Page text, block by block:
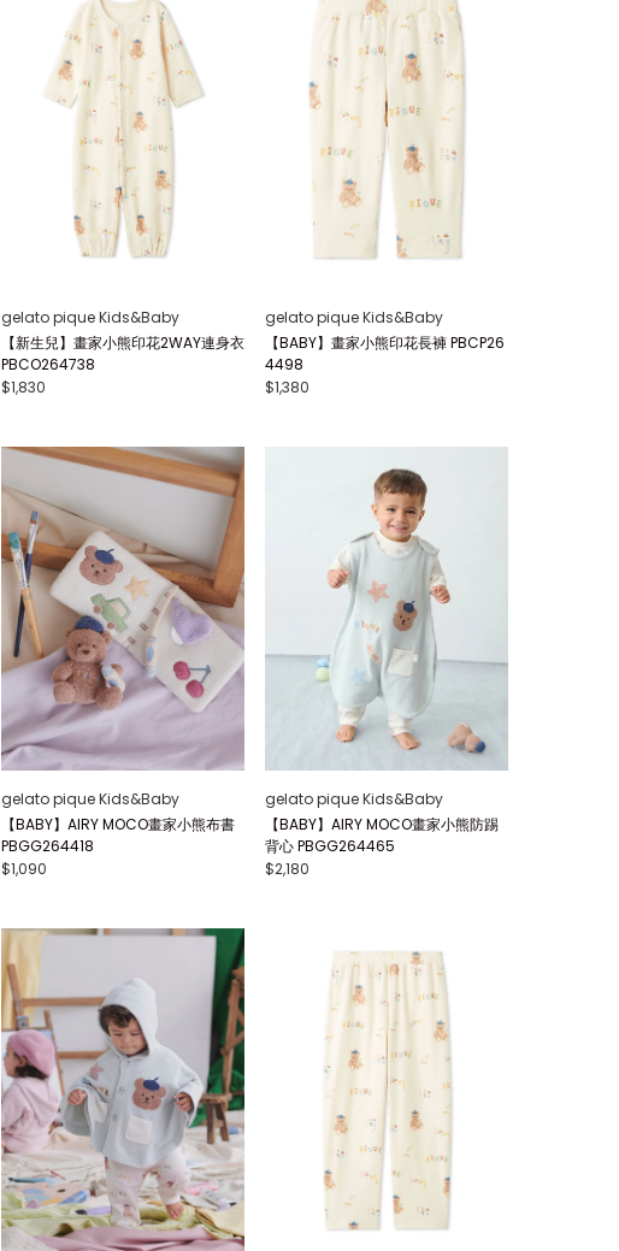
gelato pique Kids&Baby
【新生兒】畫家小熊印花2WAY連身衣
PBCO264738
$1,830
gelato pique Kids&Baby
【BABY】畫家小熊印花長褲 PBCP26
4498
$1,380
gelato pique Kids&Baby
【BABY】AIRY MOCO畫家小熊布書
PBGG264418
$1,090
gelato pique Kids&Baby
【BABY】AIRY MOCO畫家小熊防踢
背心 PBGG264465
$2,180